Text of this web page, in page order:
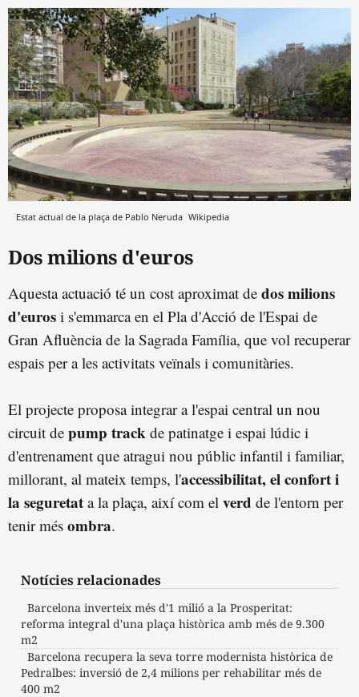
Estat actual de la plaça de Pablo Neruda Wikipedia
Dos milions d'euros
Aquesta actuació té un cost aproximat de dos milions
d'euros i s'emmarca en el Pla d'Acció de l'Espai de
Gran Afluència de la Sagrada Família, que vol recuperar
espais per a les activitats veïnals i comunitàries.
El projecte proposa integrar a l'espai central un nou
circuit de pump track de patinatge i espai lúdic i
d'entrenament que atragui nou públic infantil i familiar,
millorant, al mateix temps, l'accessibilitat, el confort i
la seguretat a la plaça, així com el verd de l'entorn per
tenir més ombra.
Notícies relacionades
Barcelona inverteix més d'1 milió a la Prosperitat:
reforma integral d'una plaça històrica amb més de 9.300
m2
Barcelona recupera la seva torre modernista històrica de
Pedralbes: inversió de 2,4 milions per rehabilitar més de
400 m2